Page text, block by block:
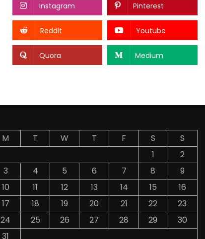
Instagram Pinterest
Reddit Youtube
Quora Medium
M T W T F S
S
1
2
3
4 5 6 7 8
9
10
11 12 13 14 15
16
17
18 19 20 21 22
23
24
25 26 27 28 29
30
31